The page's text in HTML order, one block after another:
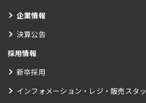
企業情報
決算公告
採用情報
新卒採用
インフォメーション・レジ・販売スタ